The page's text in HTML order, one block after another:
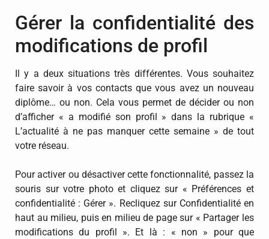
Gérer la confidentialité des
modifications de profil
Il y a deux situations très différentes. Vous souhaitez
faire savoir à vos contacts que vous avez un nouveau
diplôme… ou non. Cela vous permet de décider ou non
d’afficher « a modifié son profil » dans la rubrique «
L’actualité à ne pas manquer cette semaine » de tout
votre réseau.
Pour activer ou désactiver cette fonctionnalité, passez la
souris sur votre photo et cliquez sur « Préférences et
confidentialité : Gérer ». Recliquez sur Confidentialité en
haut au milieu, puis en milieu de page sur « Partager les
modifications du profil ». Et là : « non » pour que